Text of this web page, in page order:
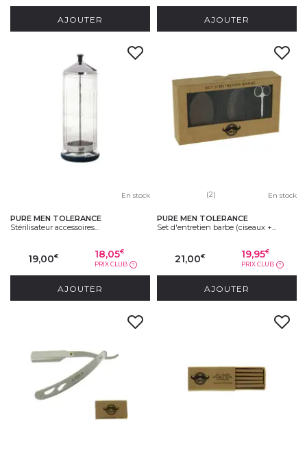
AJOUTER AJOUTER
En stock
PURE MEN TOLERANCE
Stérilisateur accessoires...
19,00€ 18,05€
PRIX CLUB ?
AJOUTER
(2) En stock
PURE MEN TOLERANCE
Set d'entretien barbe (ciseaux +...
21,00€ 19,95€
PRIX CLUB ?
AJOUTER